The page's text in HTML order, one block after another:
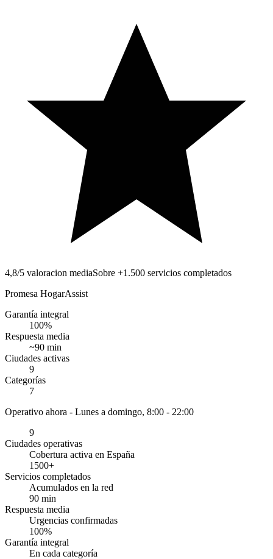
4,8/5 valoracion mediaSobre +1.500 servicios completados
Promesa HogarAssist
Garantía integral
100%
Respuesta media
~90 min
Ciudades activas
9
Categorías
7
Operativo ahora - Lunes a domingo, 8:00 - 22:00
9
Ciudades operativas
Cobertura activa en España
1500+
Servicios completados
Acumulados en la red
90 min
Respuesta media
Urgencias confirmadas
100%
Garantía integral
En cada categoría